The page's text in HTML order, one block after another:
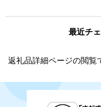
最近チ
返礼品詳細ページの閲覧